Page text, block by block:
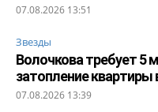
07.08.2026 13:51
Звезды
Волочкова требует 5
затопление квартиры
07.08.2026 13:39